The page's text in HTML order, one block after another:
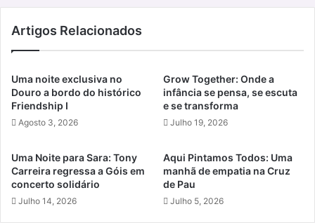
Artigos Relacionados
Uma noite exclusiva no
Douro a bordo do histórico
Friendship I
Agosto 3, 2026
Grow Together: Onde a
infância se pensa, se escuta
e se transforma
Julho 19, 2026
Uma Noite para Sara: Tony
Carreira regressa a Góis em
concerto solidário
Julho 14, 2026
Aqui Pintamos Todos: Uma
manhã de empatia na Cruz
de Pau
Julho 5, 2026